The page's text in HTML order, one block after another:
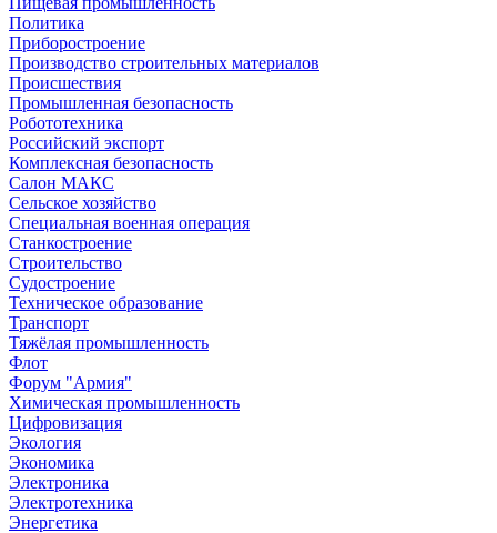
Политика
Приборостроение
Производство строительных материалов
Происшествия
Промышленная безопасность
Робототехника
Российский экспорт
Комплексная безопасность
Салон МАКС
Сельское хозяйство
Специальная военная операция
Станкостроение
Строительство
Судостроение
Техническое образование
Транспорт
Тяжёлая промышленность
Флот
Форум "Армия"
Химическая промышленность
Цифровизация
Экология
Экономика
Электроника
Электротехника
Энергетика